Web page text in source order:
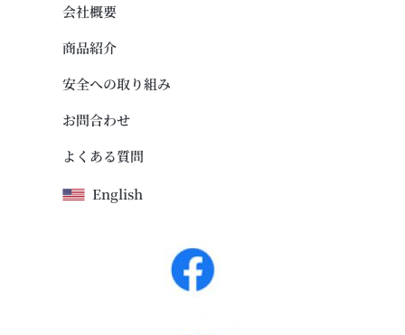
会社概要
商品紹介
安全への取り組み
お問合わせ
よくある質問
English